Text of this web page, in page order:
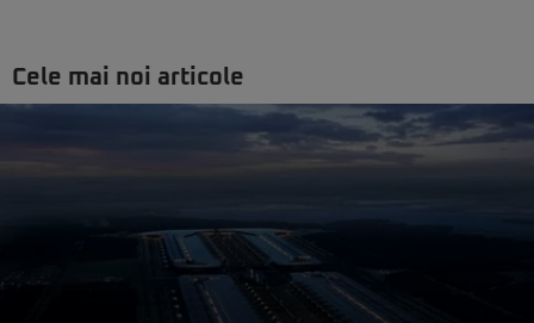
Cele mai noi articole